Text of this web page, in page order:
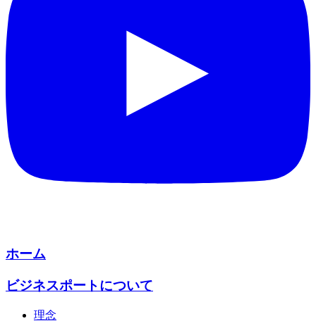
ホーム
ビジネスポートについて
理念